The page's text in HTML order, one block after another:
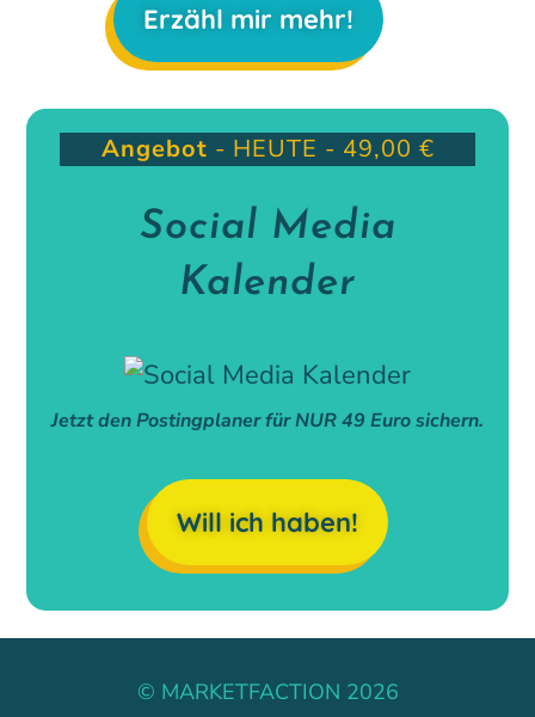
Erzähl mir mehr!
Angebot - HEUTE - 49,00 €
Social Media
Kalender
Jetzt den Postingplaner für NUR 49 Euro sichern.
Will ich haben!
© MARKETFACTION 2026